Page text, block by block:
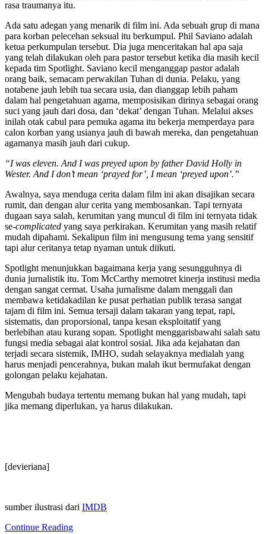
rasa traumanya itu.
Ada satu adegan yang menarik di film ini. Ada sebuah grup di mana
para korban pelecehan seksual itu berkumpul. Phil Saviano adalah
ketua perkumpulan tersebut. Dia juga menceritakan hal apa saja
yang telah dilakukan oleh para pastor tersebut ketika dia masih kecil
kepada tim Spotlight. Saviano kecil menganggap pastor adalah
orang baik, semacam perwakilan Tuhan di dunia. Pelaku, yang
notabene jauh lebih tua secara usia, dan dianggap lebih paham
dalam hal pengetahuan agama, memposisikan dirinya sebagai orang
suci yang jauh dari dosa, dan ‘dekat’ dengan Tuhan. Melalui akses
inilah otak cabul para pemuka agama itu bekerja memperdaya para
calon korban yang usianya jauh di bawah mereka, dan pengetahuan
agamanya masih jauh dari cukup.
“I was eleven. And I was preyed upon by father David Holly in
Wester. And I don’t mean ‘prayed for’, I mean ‘preyed upon’.”
Awalnya, saya menduga cerita dalam film ini akan disajikan secara
rumit, dan dengan alur cerita yang membosankan. Tapi ternyata
dugaan saya salah, kerumitan yang muncul di film ini ternyata tidak
se-complicated yang saya perkirakan. Kerumitan yang masih relatif
mudah dipahami. Sekalipun film ini mengusung tema yang sensitif
tapi alur ceritanya tetap nyaman untuk diikuti.
Spotlight menunjukkan bagaimana kerja yang sesungguhnya di
dunia jurnalistik itu. Tom McCarthy memotret kinerja institusi media
dengan sangat cermat. Usaha jurnalisme dalam menggali dan
membawa ketidakadilan ke pusat perhatian publik terasa sangat
tajam di film ini. Semua tersaji dalam takaran yang tepat, rapi,
sistematis, dan proporsional, tanpa kesan eksploitatif yang
berlebihan atau kurang sopan. Spotlight menggarisbawahi salah satu
fungsi media sebagai alat kontrol sosial. Jika ada kejahatan dan
terjadi secara sistemik, IMHO, sudah selayaknya medialah yang
harus menjadi pencerahnya, bukan malah ikut bermufakat dengan
golongan pelaku kejahatan.
Mengubah budaya tertentu memang bukan hal yang mudah, tapi
jika memang diperlukan, ya harus dilakukan.
[devieriana]
sumber ilustrasi dari IMDB
Continue Reading